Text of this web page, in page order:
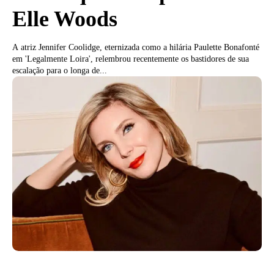
Elle Woods
A atriz Jennifer Coolidge, eternizada como a hilária Paulette Bonafonté
em 'Legalmente Loira', relembrou recentemente os bastidores de sua
escalação para o longa de...